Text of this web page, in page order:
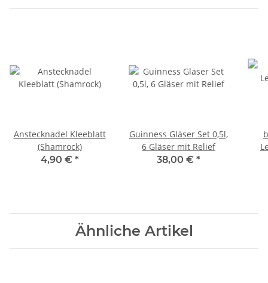
Anstecknadel Kleeblatt
(Shamrock)
4,90 € *
Guinness Gläser Set 0,5l,
6 Gläser mit Relief
38,00 € *
Ähnliche Artikel